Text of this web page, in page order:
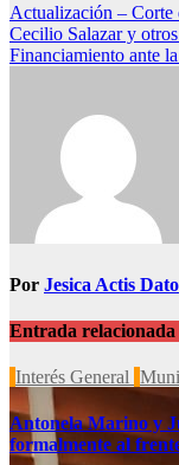
Navegación
de
Actualización – Corte
Cecilio Salazar y
Financiamiento ante
Por Jesica Actis Dato
Entrada relacionada
Interés General
Antonela Marino y
formalmente al